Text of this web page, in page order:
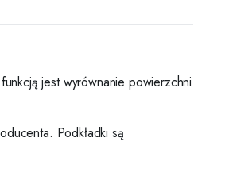
jest wyrównanie powierzchni
Podkładki są